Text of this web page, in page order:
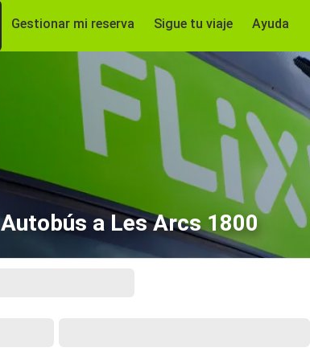
Gestionar mi reserva Sigue tu viaje Ayuda
Autobús a Les Arcs 1800